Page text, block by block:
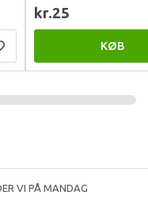
kr.25
KØB
VI PÅ MANDAG